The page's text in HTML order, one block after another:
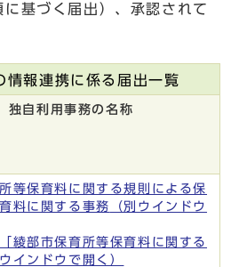
基づく届出）、承認されて
情報連携に係る届出一覧
独自利用事務の名称
等保育料に関する規則による保
料に関する事務
（別ウインドウ
綾部市保育所等保育料に関する
ウインドウで開く）